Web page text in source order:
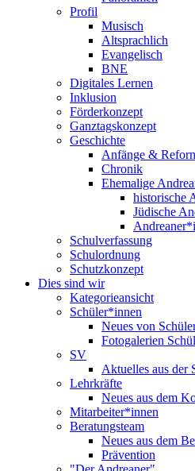
Profil
Musisch
Altsprachlich
Evangelisch
BNE
Digitales Lernen
Inklusion
Förderkonzept
Ganztagskonzept
Geschichte
Anfänge &
Chronik
Ehemalige
historische
Jüdische
Schulverfassung
Schulordnung
Schutzkonzept
Dies sind wir
Kategorieansicht
Schüler*innen
Neues von
Fotogalerien
SV
Aktuelles aus der
Lehrkräfte
Neues aus dem
Mitarbeiter*innen
Beratungsteam
Neues aus dem
Prävention